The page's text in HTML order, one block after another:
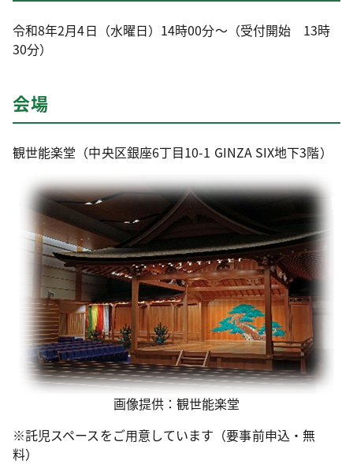
令和8年2月4日（水曜日）14時00分～（受付開始 13時
30分）
会場
観世能楽堂（中央区銀座6丁目10-1 GINZA SIX地下3階）
画像提供：観世能楽堂
※託児スペースをご用意しています（要事前申込・無
料）